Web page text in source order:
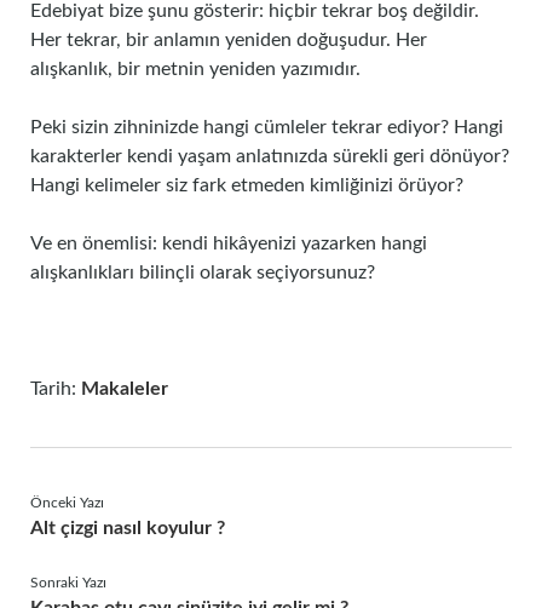
Edebiyat bize şunu gösterir: hiçbir tekrar boş değildir.
Her tekrar, bir anlamın yeniden doğuşudur. Her
alışkanlık, bir metnin yeniden yazımıdır.
Peki sizin zihninizde hangi cümleler tekrar ediyor? Hangi
karakterler kendi yaşam anlatınızda sürekli geri dönüyor?
Hangi kelimeler siz fark etmeden kimliğinizi örüyor?
Ve en önemlisi: kendi hikâyenizi yazarken hangi
alışkanlıkları bilinçli olarak seçiyorsunuz?
Tarih: Makaleler
Önceki Yazı
Alt çizgi nasıl koyulur ?
Sonraki Yazı